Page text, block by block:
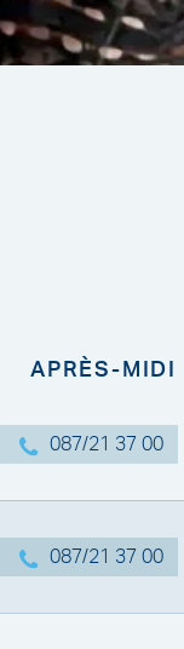
APRÈS-MIDI
087/21 37 00
087/21 37 00